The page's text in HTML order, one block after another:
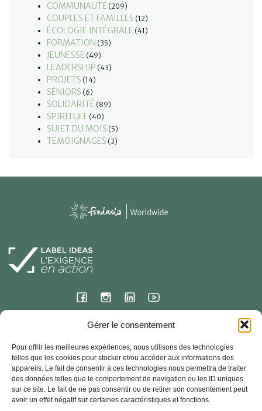
Gérer le consentement
Pour offrir les meilleures expériences, nous utilisons des technologies
telles que les cookies pour stocker et/ou accéder aux informations des
appareils. Le fait de consentir à ces technologies nous permettra de traiter
des données telles que le comportement de navigation ou les ID uniques
sur ce site. Le fait de ne pas consentir ou de retirer son consentement peut
avoir un effet négatif sur certaines caractéristiques et fonctions.
COMMUNAUTE (209)
COUPLES ET FAMILLES (12)
ÉCOLOGIE INTÉGRALE (41)
FORMATION (35)
JEUNESSE (49)
LEADERSHIP (43)
PROJETS (14)
SÉNIORS (6)
SOLIDARITÉ (89)
SPIRITUEL (40)
SUJET DU MOIS (5)
TEMOIGNAGES (3)
23 rue de l’ermitage
78000 VERSAILLES – France
Contact
33 + (0) 1 30 83 03 90